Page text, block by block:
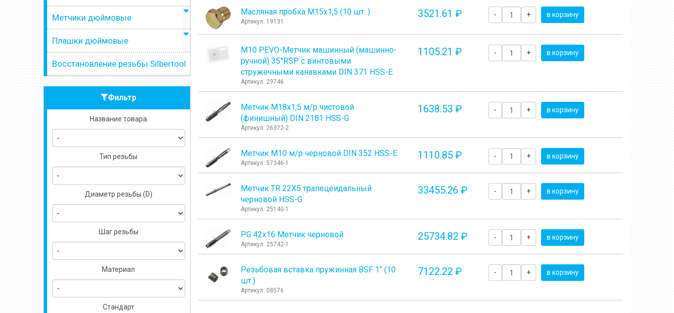
Метчики дюймовые
Плашки дюймовые
Восстановление резьбы Silbertool
Фильтр
Название товара
Тип резьбы
Диаметр резьбы (D)
Шаг резьбы
Материал
Стандарт
Масляная пробка М15х1,5 (10 шт. )
Артикул: 19131
3521.61 ₽ - + в корзину
М10 PEVO-Метчик машинный (машинно-
ручной) 35°RSP с винтовыми
стружечными канавками DIN 371 HSS-E
Артикул: 29746
1105.21 ₽ - + в корзину
Метчик М18x1,5 м/р чистовой
(финишный) DIN 2181 HSS-G
Артикул: 26372-2
1638.53 ₽ - + в корзину
Метчик М10 м/р черновой DIN 352 HSS-E
Артикул: 57346-1
1110.85 ₽ - + в корзину
Метчик TR 22Х5 трапецеидальный
черновой HSS-G
Артикул: 25140-1
33455.26 ₽ - + в корзину
PG 42х16 Метчик черновой
Артикул: 25742-1
25734.82 ₽ - + в корзину
Резьбовая вставка пружинная BSF 1" (10
шт.)
Артикул: 08576
7122.22 ₽ - + в корзину